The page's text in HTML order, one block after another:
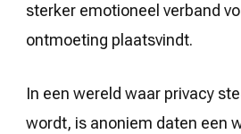
sterker emotioneel verband
ontmoeting plaatsvindt.
In een wereld waar privacy
wordt, is anoniem daten een